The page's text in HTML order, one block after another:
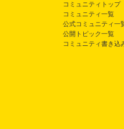
コミュニティトップ
コミュニティ一覧
公式コミュニティ一
公開トピック一覧
コミュニティ書き込